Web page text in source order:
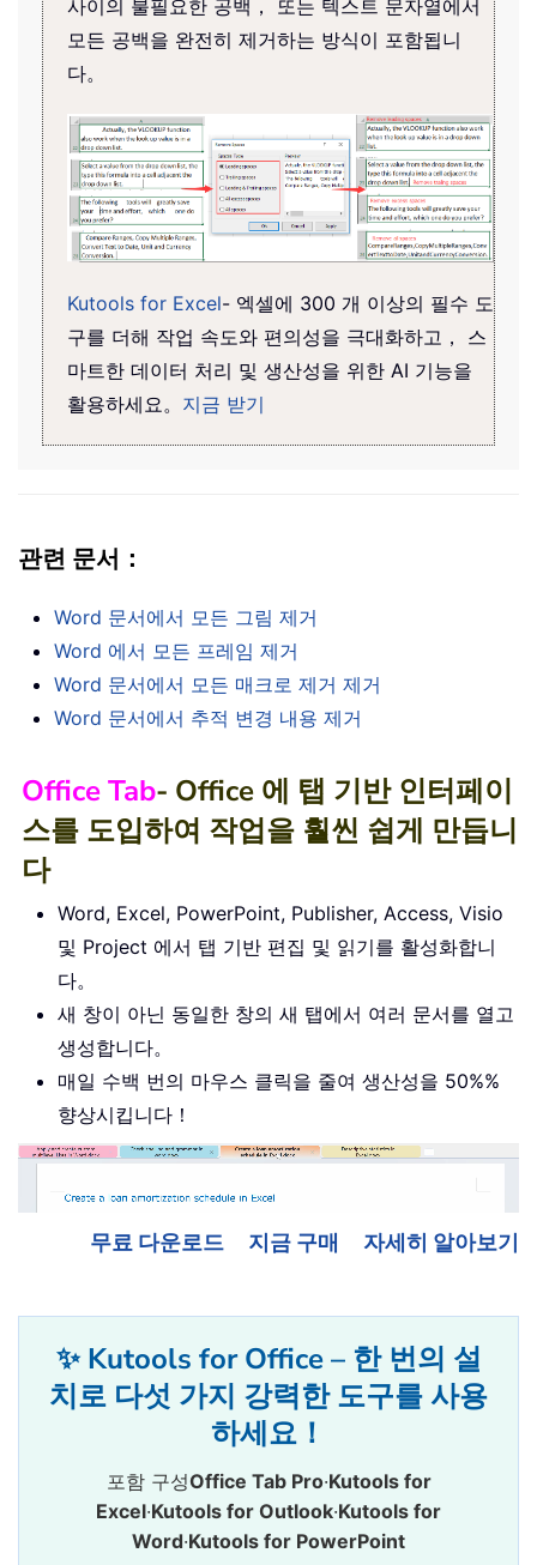
사이의 불필요한 공백， 또는 텍스트 문자열에서
모든 공백을 완전히 제거하는 방식이 포함됩니
다。
Kutools for Excel- 엑셀에 300 개 이상의 필수 도
구를 더해 작업 속도와 편의성을 극대화하고， 스
마트한 데이터 처리 및 생산성을 위한 AI 기능을
활용하세요。 지금 받기
관련 문서：
Word 문서에서 모든 그림 제거
Word 에서 모든 프레임 제거
Word 문서에서 모든 매크로 제거 제거
Word 문서에서 추적 변경 내용 제거
Office Tab- Office 에 탭 기반 인터페이
스를 도입하여 작업을 훨씬 쉽게 만듭니
다
Word, Excel, PowerPoint, Publisher, Access, Visio
및 Project 에서 탭 기반 편집 및 읽기를 활성화합니
다。
새 창이 아닌 동일한 창의 새 탭에서 여러 문서를 열고
생성합니다。
매일 수백 번의 마우스 클릭을 줄여 생산성을 50%%
향상시킵니다！
무료 다운로드 지금 구매 자세히 알아보기
✨ Kutools for Office – 한 번의 설
치로 다섯 가지 강력한 도구를 사용
하세요！
포함 구성Office Tab Pro·Kutools for
Excel·Kutools for Outlook·Kutools for
Word·Kutools for PowerPoint